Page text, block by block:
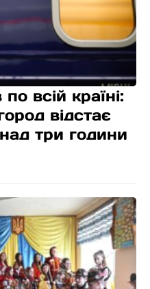
всій країні:
відстає
три години